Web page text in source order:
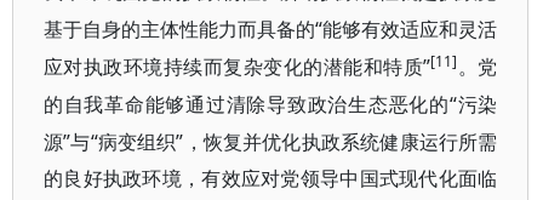
基于自身的主体性能力而具备的“能够有效适应和灵活
应对执政环境持续而复杂变化的潜能和特质”[11] 。党
的自我革命能够通过清除导致政治生态恶化的“污染
源”与“病变组织”，恢复并优化执政系统健康运行所需
的良好执政环境，有效应对党领导中国式现代化面临